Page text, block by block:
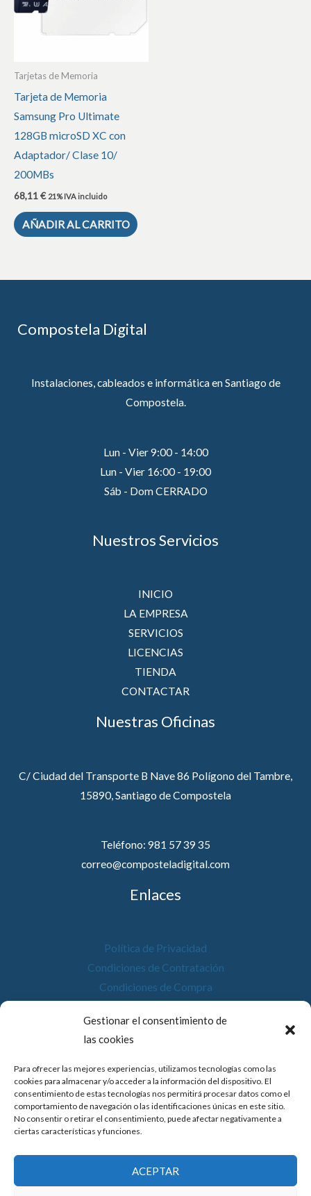
Gestionar el consentimiento de
las cookies
Para ofrecer las mejores experiencias, utilizamos tecnologías como las
cookies para almacenar y/o acceder a la información del dispositivo. El
consentimiento de estas tecnologías nos permitirá procesar datos como el
comportamiento de navegación o las identificaciones únicas en este sitio.
No consentir o retirar el consentimiento, puede afectar negativamente a
ciertas características y funciones.
ACEPTAR
Tarjetas de Memoria
Tarjeta de Memoria
Samsung Pro Ultimate
128GB microSD XC con
Adaptador/ Clase 10/
200MBs
68,11€ 21% IVA incluido
AÑADIR AL CARRITO
Compostela Digital
Instalaciones, cableados e informática en Santiago de
Compostela.
Lun - Vier 9:00 - 14:00
Lun - Vier 16:00 - 19:00
Sáb - Dom CERRADO
Nuestros Servicios
INICIO
LA EMPRESA
SERVICIOS
LICENCIAS
TIENDA
CONTACTAR
Nuestras Oficinas
C/ Ciudad del Transporte B Nave 86 Polígono del Tambre,
15890, Santiago de Compostela
Teléfono: 981 57 39 35
correo@composteladigital.com
Enlaces
Política de Privacidad
Condiciones de Contratación
Condiciones de Compra
Política de Cookies
Accesibilidad
© 2026 Compostela Digital
Financiado por la Unión Europea con el programa de Kit
Digital por los fondos Next Generation (EU) del